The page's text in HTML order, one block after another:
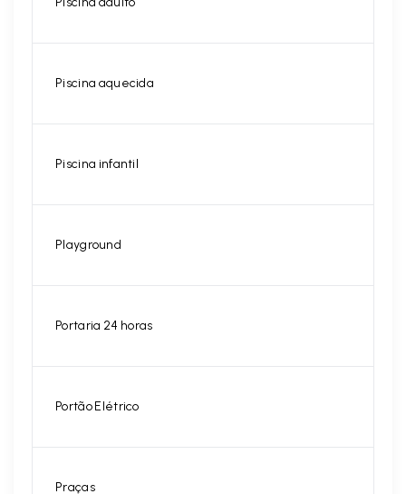
Piscina aquecida
Piscina infantil
Playground
Portaria 24 horas
Portão Elétrico
Praças